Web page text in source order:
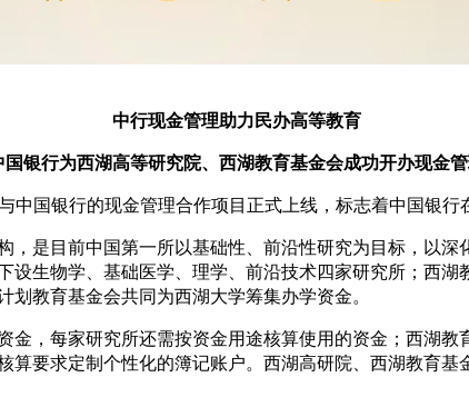
中行现金管理助力民办高等教育
银行为西湖高等研究院、西湖教育基金会成功开办现金
国银行的现金管理合作项目正式上线，标志着中国银行
是目前中国第一所以基础性、前沿性研究为目标，以
生物学、基础医学、理学、前沿技术四家研究所；西
教育基金会共同为西湖大学筹集办学资金。
，每家研究所还需按资金用途核算使用的资金；西湖
要求定制个性化的簿记账户。西湖高研院、西湖教育